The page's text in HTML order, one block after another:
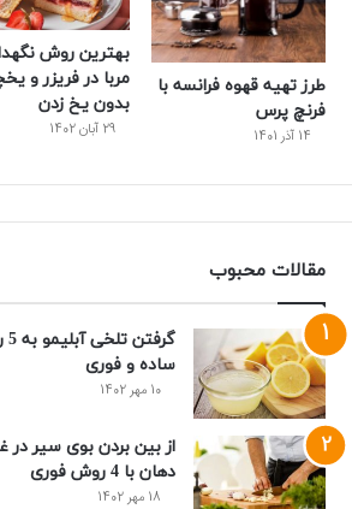
طرز تهیه قهوه فرانسه با
فرنچ پرس
14 آذر 1401
بهترین روش
مربا در فریزر و
بدون یخ زدن
29 آبان 1402
مقالات محبوب
ساده و فوری
10 مهر 1402
از بین بردن بوی سیر در
دهان با 4 روش فوری
18 مهر 1402